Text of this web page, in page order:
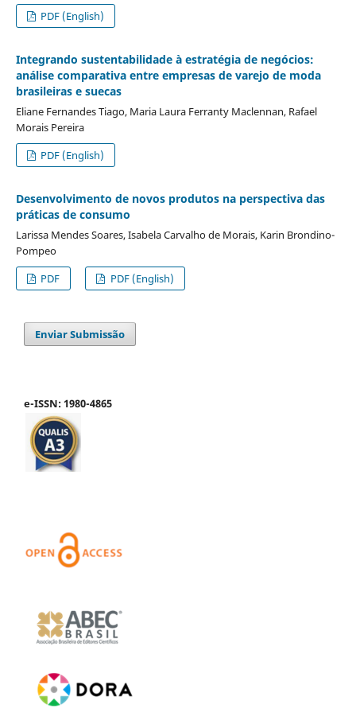
PDF (English)
Integrando sustentabilidade à estratégia de negócios:
análise comparativa entre empresas de varejo de moda
brasileiras e suecas
Eliane Fernandes Tiago, Maria Laura Ferranty Maclennan, Rafael
Morais Pereira
PDF (English)
Desenvolvimento de novos produtos na perspectiva das
práticas de consumo
Larissa Mendes Soares, Isabela Carvalho de Morais, Karin Brondino-
Pompeo
PDF
PDF (English)
Enviar Submissão
e-ISSN: 1980-4865